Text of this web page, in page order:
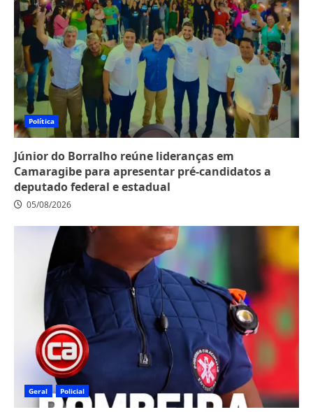
Política
Júnior do Borralho reúne lideranças em
Camaragibe para apresentar pré-candidatos a
deputado federal e estadual
05/08/2026
Geral Policial